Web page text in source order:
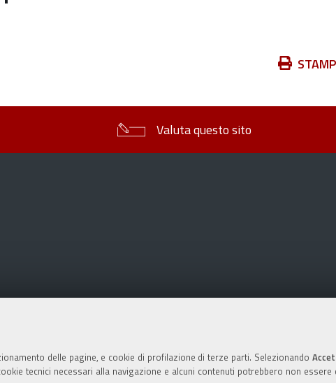
delle pagine, e cookie di profilazione di terze parti. Selezionando
tecnici necessari alla navigazione e alcuni contenuti potrebbero non
Azioni
Valuta questo sito